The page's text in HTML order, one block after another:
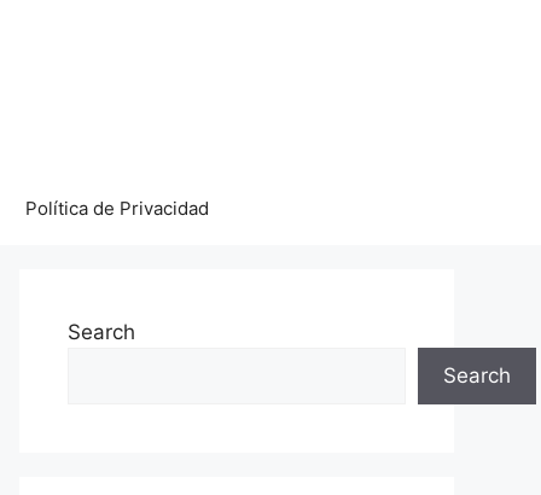
Política de Privacidad
Search
Search